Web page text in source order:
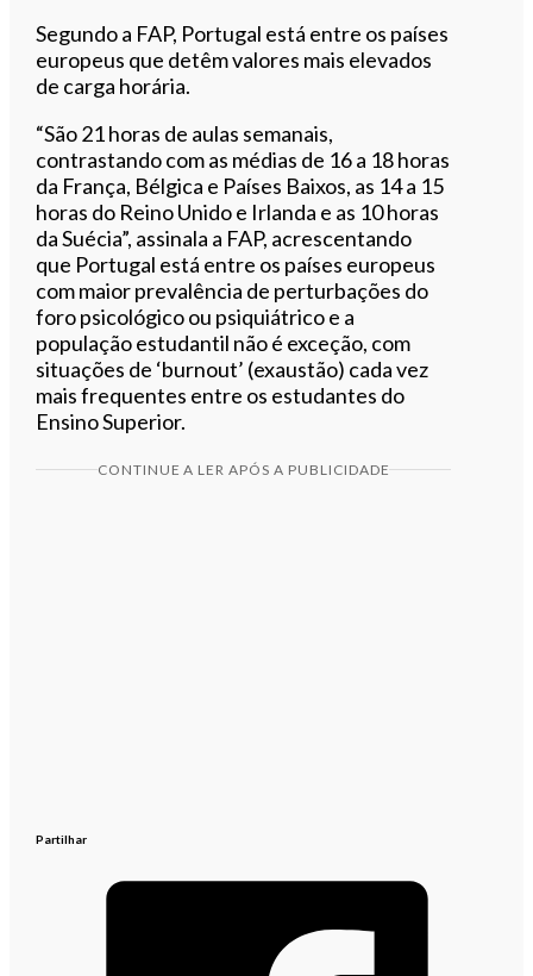
Segundo a FAP, Portugal está entre os países
europeus que detêm valores mais elevados
de carga horária.
“São 21 horas de aulas semanais,
contrastando com as médias de 16 a 18 horas
da França, Bélgica e Países Baixos, as 14 a 15
horas do Reino Unido e Irlanda e as 10 horas
da Suécia”, assinala a FAP, acrescentando
que Portugal está entre os países europeus
com maior prevalência de perturbações do
foro psicológico ou psiquiátrico e a
população estudantil não é exceção, com
situações de ‘burnout’ (exaustão) cada vez
mais frequentes entre os estudantes do
Ensino Superior.
CONTINUE A LER APÓS A PUBLICIDADE
Partilhar